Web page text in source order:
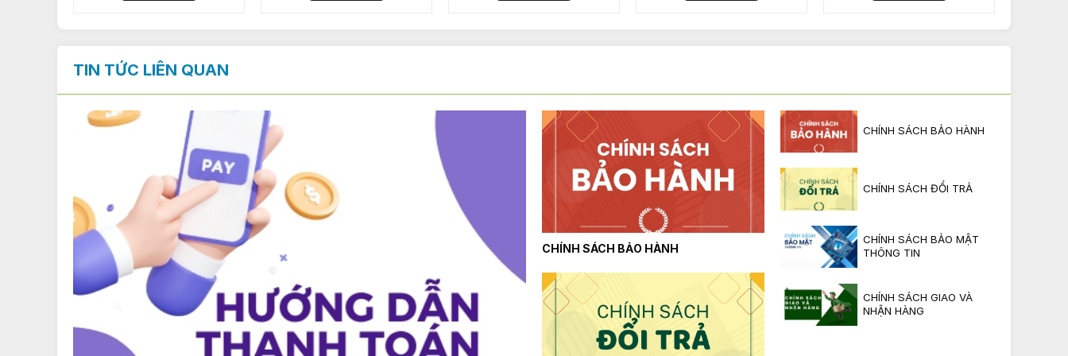
TIN TỨC LIÊN QUAN
CHÍNH SÁCH BẢO HÀNH
CHÍNH SÁCH BẢO HÀNH
CHÍNH SÁCH ĐỔI TRẢ
CHÍNH SÁCH BẢO MẬT
THÔNG TIN
CHÍNH SÁCH GIAO VÀ
NHẬN HÀNG